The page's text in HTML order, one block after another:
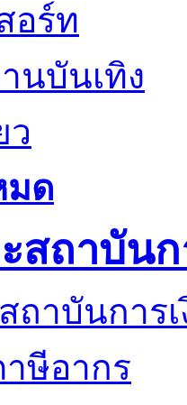
อร์ท
นบันเทิง
ว
มด
สถาบันก
ษีอากร